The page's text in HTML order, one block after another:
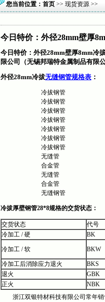
您当前位置： 首页 >> 现货资源 >>
今日特价：外径28mm壁厚
今日特价：外径28mm壁厚8mm冷
限公司（无锡邦瑞特金属制品有限
外径28mm冷拔无缝钢管规格表 ：
冷拔钢管
冷拔钢管
冷拔钢管
冷拔钢管
冷拔钢管
冷拔钢管
冷拔钢管
无缝管
合金管
无缝管
合金管
无缝钢管
冷拔厚壁钢管28*8规格的交货状态：
交货状态
代号
冷加工 / 硬
BK
冷加工 / 软 BKW
冷加工后消除应力退火
BKS
退火
GBK
正火
NBK
浙江双银特材科技有限公司常年销